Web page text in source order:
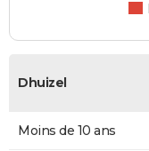
Dhuizel
Moins de 10 ans